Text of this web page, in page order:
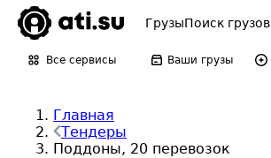
ГрузыПоиск грузов
Все сервисы Ваши грузы
Главная
Тендеры
Поддоны, 20 перевозок